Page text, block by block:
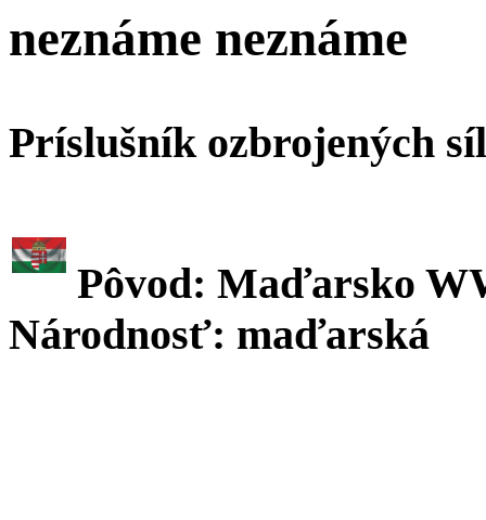
neznáme neznáme
Príslušník ozbrojených síl
Pôvod: Maďarsko
Národnosť: maďarská